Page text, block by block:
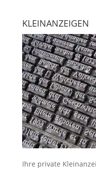
KLEINANZEIGEN
Ihre private